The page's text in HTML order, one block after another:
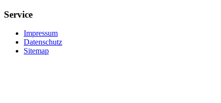
Service
Impressum
Datenschutz
Sitemap